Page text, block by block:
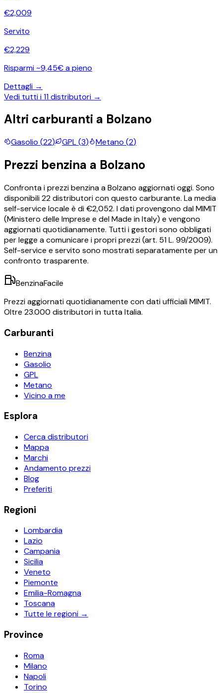
€2,009
Servito
€2,229
Risparmi ~9,45€ a pieno
Dettagli →
Vedi tutti i11distributori →
Altri carburanti a Bolzano
Gasolio (22) GPL(3) Metano (2)
Prezzi benzina a Bolzano
Confronta i prezzibenzinaaBolzano aggiornati oggi. Sono
disponibili22distributori con questo carburante. La media
self-service locale è di €2,052. I dati provengono dal MIMIT
(Ministero delle Imprese e del Made in Italy) e vengono
aggiornati quotidianamente. Tutti i gestori sono obbligati
per legge a comunicare i propri prezzi (art. 51 L. 99/2009).
Self-service e servito sono mostrati separatamente per un
confronto trasparente.
BenzinaFacile
Prezzi aggiornati quotidianamente con dati ufficiali MIMIT.
Oltre 23.000 distributori in tutta Italia.
Carburanti
Benzina
Gasolio
GPL
Metano
Vicino a me
Esplora
Cerca distributori
Mappa
Marchi
Andamento prezzi
Blog
Preferiti
Regioni
Lombardia
Lazio
Campania
Sicilia
Veneto
Piemonte
Emilia-Romagna
Toscana
Tutte le regioni →
Province
Roma
Milano
Napoli
Torino